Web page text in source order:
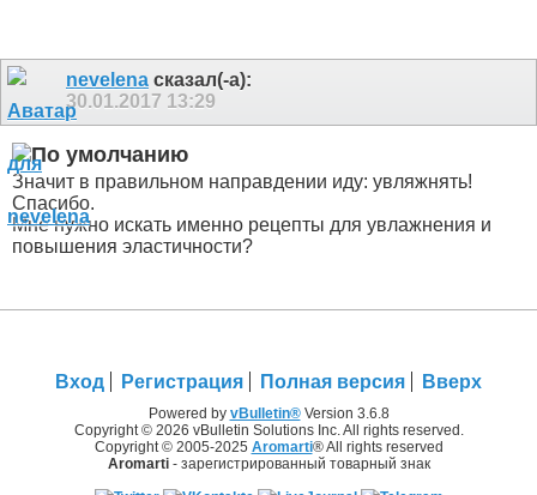
nevelena сказал(-а):
30.01.2017 13:29
Значит в правильном направдении иду: увляжнять!
Спасибо.
Мне нужно искать именно рецепты для увлажнения и
повышения эластичности?
Вход Регистрация Полная версия Вверх
Powered by vBulletin®Version 3.6.8
Copyright © 2026 vBulletin Solutions Inc. All rights reserved.
Copyright © 2005-2025 Aromarti® All rights reserved
Aromarti- зарегистрированный товарный знак